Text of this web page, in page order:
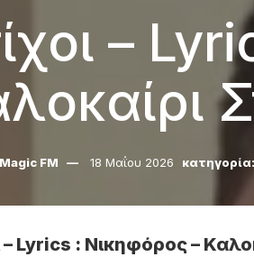
–
Magic FM 18 Μαΐου 2026 κατηγορία:
– Lyrics : Νικηφόρος –